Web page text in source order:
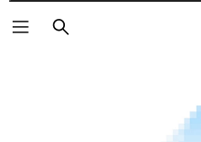
Cerca